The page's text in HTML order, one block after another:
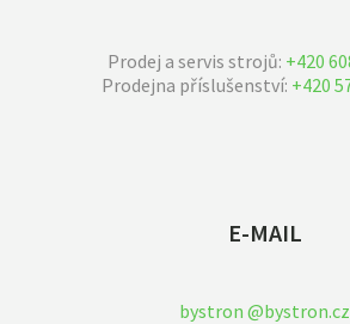
Prodej a servis strojů: +420
Prodejna příslušenství: +420
E-MAIL
bystron @bystron.cz